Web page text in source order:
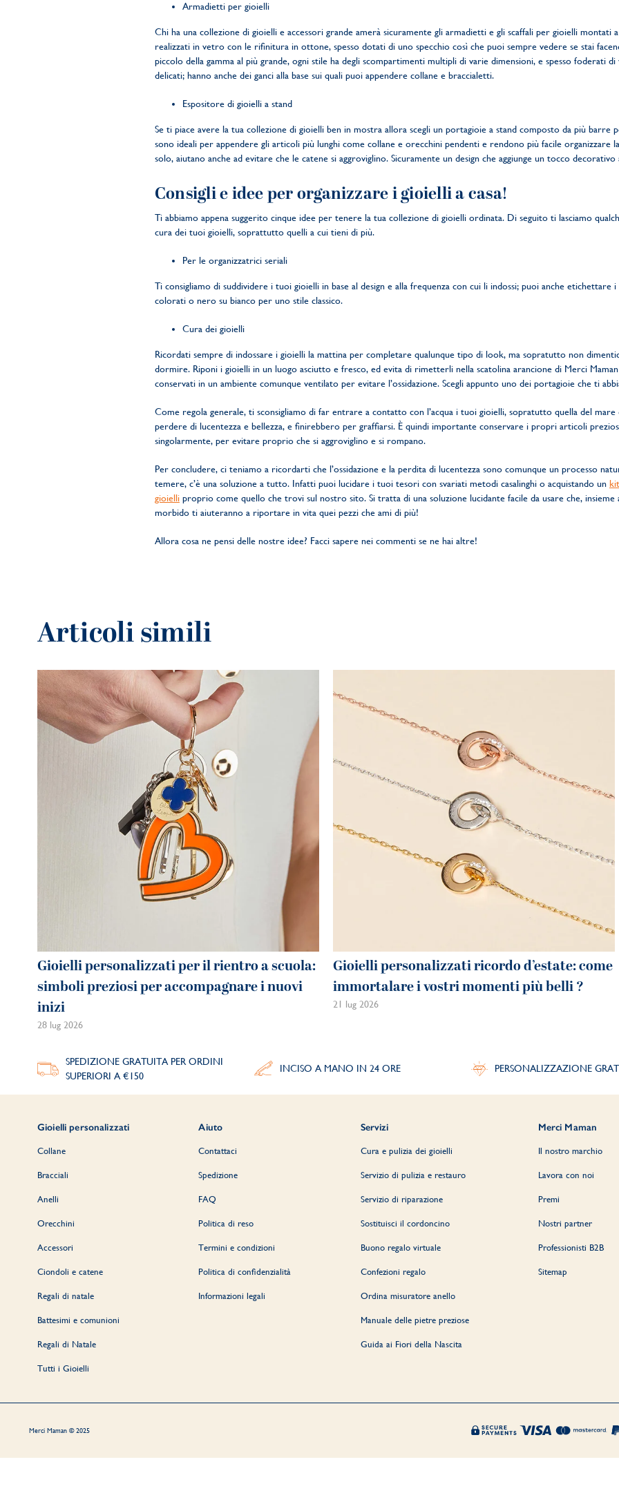
Armadietti per gioielli
Chi ha una collezione di gioielli e accessori grande amerà sicuramente gli armadietti e gli scaffali per gioielli montati
realizzati in vetro con le rifinitura in ottone, spesso dotati di uno specchio così che puoi sempre vedere se stai
piccolo della gamma al più grande, ogni stile ha degli scompartimenti multipli di varie dimensioni, e spesso foderati
delicati; hanno anche dei ganci alla base sui quali puoi appendere collane e braccialetti.
Espositore di gioielli a stand
Se ti piace avere la tua collezione di gioielli ben in mostra allora scegli un portagioie a stand composto da più barre
sono ideali per appendere gli articoli più lunghi come collane e orecchini pendenti e rendono più facile organizzare
solo, aiutano anche ad evitare che le catene si aggroviglino. Sicuramente un design che aggiunge un tocco decorativo
Consigli e idee per organizzare i gioielli a casa!
Ti abbiamo appena suggerito cinque idee per tenere la tua collezione di gioielli ordinata. Di seguito ti lasciamo
cura dei tuoi gioielli, soprattutto quelli a cui tieni di più.
Per le organizzatrici seriali
Ti consigliamo di suddividere i tuoi gioielli in base al design e alla frequenza con cui li indossi; puoi anche etichettare
colorati o nero su bianco per uno stile classico.
Cura dei gioielli
Ricordati sempre di indossare i gioielli la mattina per completare qualunque tipo di look, ma sopratutto non
dormire. Riponi i gioielli in un luogo asciutto e fresco, ed evita di rimetterli nella scatolina arancione di Merci
conservati in un ambiente comunque ventilato per evitare l’ossidazione. Scegli appunto uno dei portagioie che ti
Come regola generale, ti sconsigliamo di far entrare a contatto con l’acqua i tuoi gioielli, sopratutto quella del
perdere di lucentezza e bellezza, e finirebbero per graffiarsi. È quindi importante conservare i propri articoli
singolarmente, per evitare proprio che si aggroviglino e si rompano.
Per concludere, ci teniamo a ricordarti che l’ossidazione e la perdita di lucentezza sono comunque un processo
temere, c’è una soluzione a tutto. Infatti puoi lucidare i tuoi tesori con svariati metodi casalinghi o acquistando un
gioielli proprio come quello che trovi sul nostro sito. Si tratta di una soluzione lucidante facile da usare che, insieme
morbido ti aiuteranno a riportare in vita quei pezzi che ami di più!
Allora cosa ne pensi delle nostre idee? Facci sapere nei commenti se ne hai altre!
Articoli simili
Gioielli personalizzati per il rientro a scuola:
simboli preziosi per accompagnare i nuovi
inizi
28 lug 2026
Gioielli personalizzati ricordo d’estate: come
immortalare i vostri momenti più belli ?
21 lug 2026
SPEDIZIONE GRATUITA PER ORDINI
SUPERIORI A €150
INCISO A MANO IN 24 ORE PERSONALIZZAZIONE
Gioielli personalizzati
Collane
Bracciali
Anelli
Orecchini
Accessori
Ciondoli e catene
Regali di natale
Battesimi e comunioni
Regali di Natale
Tutti i Gioielli
Aiuto
Contattaci
Spedizione
FAQ
Politica di reso
Termini e condizioni
Politica di confidenzialità
Informazioni legali
Servizi
Cura e pulizia dei gioielli
Servizio di pulizia e restauro
Servizio di riparazione
Sostituisci il cordoncino
Buono regalo virtuale
Confezioni regalo
Ordina misuratore anello
Manuale delle pietre preziose
Guida ai Fiori della Nascita
Merci Maman
Il nostro marchio
Lavora con noi
Premi
Nostri partner
Professionisti B2B
Sitemap
Merci Maman © 2025